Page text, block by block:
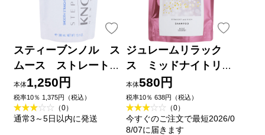
スティーブンノル ス
ムース ストレート
トリートメント （詰
め替え用） ３８０ｍＬ
コーセー
本体1,250円
税率10％ 1,375円（税込）
（0）
通常3～5日以内に発送
ジュレームリラック
ス ミッドナイトリペ
アシャンプー替（スト
レート＆リッチ） ３４
０ｍＬ ＫＯＳＥコスメ
ポート
本体580円
税率10％ 638円（税込）
（0）
今すぐのご注文で最短2026/0
8/07に届きます